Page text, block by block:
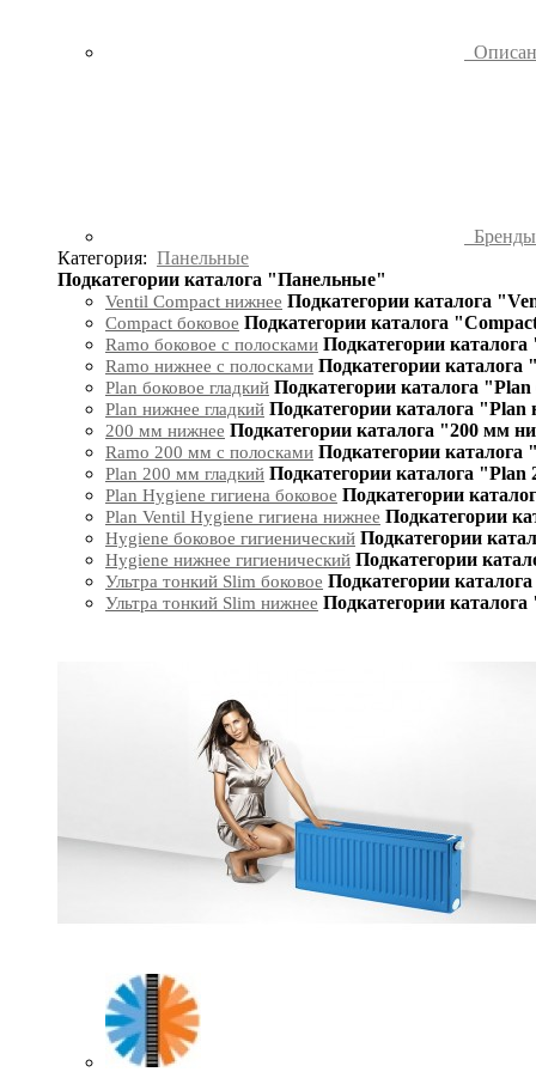
Бренды
Категория: Панельные
Подкатегории каталога "Панельные"
Ventil Compact нижнее Подкатегории каталога
Compact боковое Подкатегории каталога
Ramo боковое с полосками Подкатегории
Ramo нижнее с полосками Подкатегории
Plan боковое гладкий Подкатегории каталога "Plan
Plan нижнее гладкий Подкатегории каталога "Plan
200 мм нижнее Подкатегории каталога "200 мм
Ramo 200 мм с полосками Подкатегории
Plan 200 мм гладкий Подкатегории каталога "Plan
Plan Hygiene гигиена боковое Подкатегории
Plan Ventil Hygiene гигиена нижнее Подкатегории
Hygiene боковое гигиенический Подкатегории
Hygiene нижнее гигиенический Подкатегории
Ультра тонкий Slim боковое Подкатегории
Ультра тонкий Slim нижнее Подкатегории